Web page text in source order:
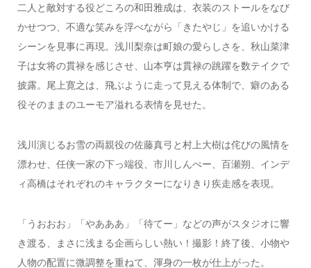
二人と敵対する役どころの和田雅成は、衣装のストールをなび
かせつつ、不適な笑みを浮べながら「きたやじ」を追いかける
シーンを見事に再現。浅川梨奈は町娘の愛らしさを、秋山菜津
子は女将の貫禄を感じさせ、山本亨は貫禄の跳躍を数テイクで
披露。尾上寛之は、飛ぶように走って見える体制で、癖のある
役そのままのユーモア溢れる表情を見せた。
浅川演じるお雪の両親役の佐藤真弓と村上大樹は侘びの風情を
漂わせ、任侠一家の下っ端役、市川しんぺー、百瀬朔、インデ
ィ高橋はそれぞれのキャラクターになりきり疾走感を表現。
「うおおお」「やあああ」「待てー」などの声がスタジオに響
き渡る、まさに浅まる企画らしい熱い！撮影！終了後、小物や
人物の配置に微調整を重ねて、渾身の一枚が仕上がった。